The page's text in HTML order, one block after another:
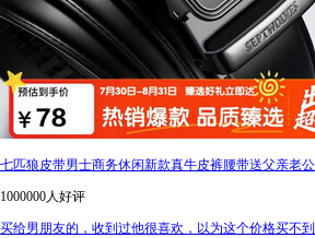
七匹狼皮带男士商务休闲新款真牛皮裤腰带送父亲老
1000000人好评
买给男朋友的，收到过他很喜欢，以为这个价格买不